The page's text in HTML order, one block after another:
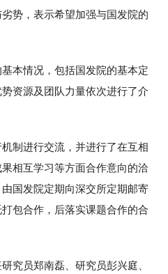
势，表示希望加强与国发院的
本情况，包括国发院的基本定
资源及团队力量依次进行了介
制进行交流，并进行了在互相
相互学习等方面合作意向的洽
国发院定期向深交所定期邮寄
包合作，后落实课题合作的合
究员郑南磊、研究员彭兴庭、